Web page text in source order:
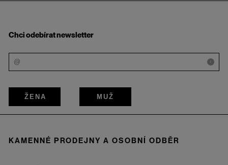
Chci odebírat newsletter
i
ŽENA MUŽ
KAMENNÉ PRODEJNY A OSOBNÍ ODBĚR